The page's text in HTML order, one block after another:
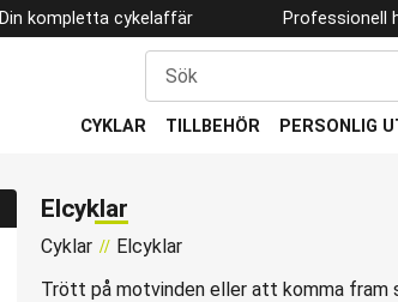
Din kompletta cykelaffär Professionell
CYKLAR TILLBEHÖR PERSONLIG
Elcyklar
Cyklar
Elcyklar
Trött på motvinden eller att komma